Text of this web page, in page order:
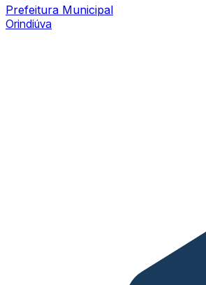
Prefeitura Municipal
Orindiúva